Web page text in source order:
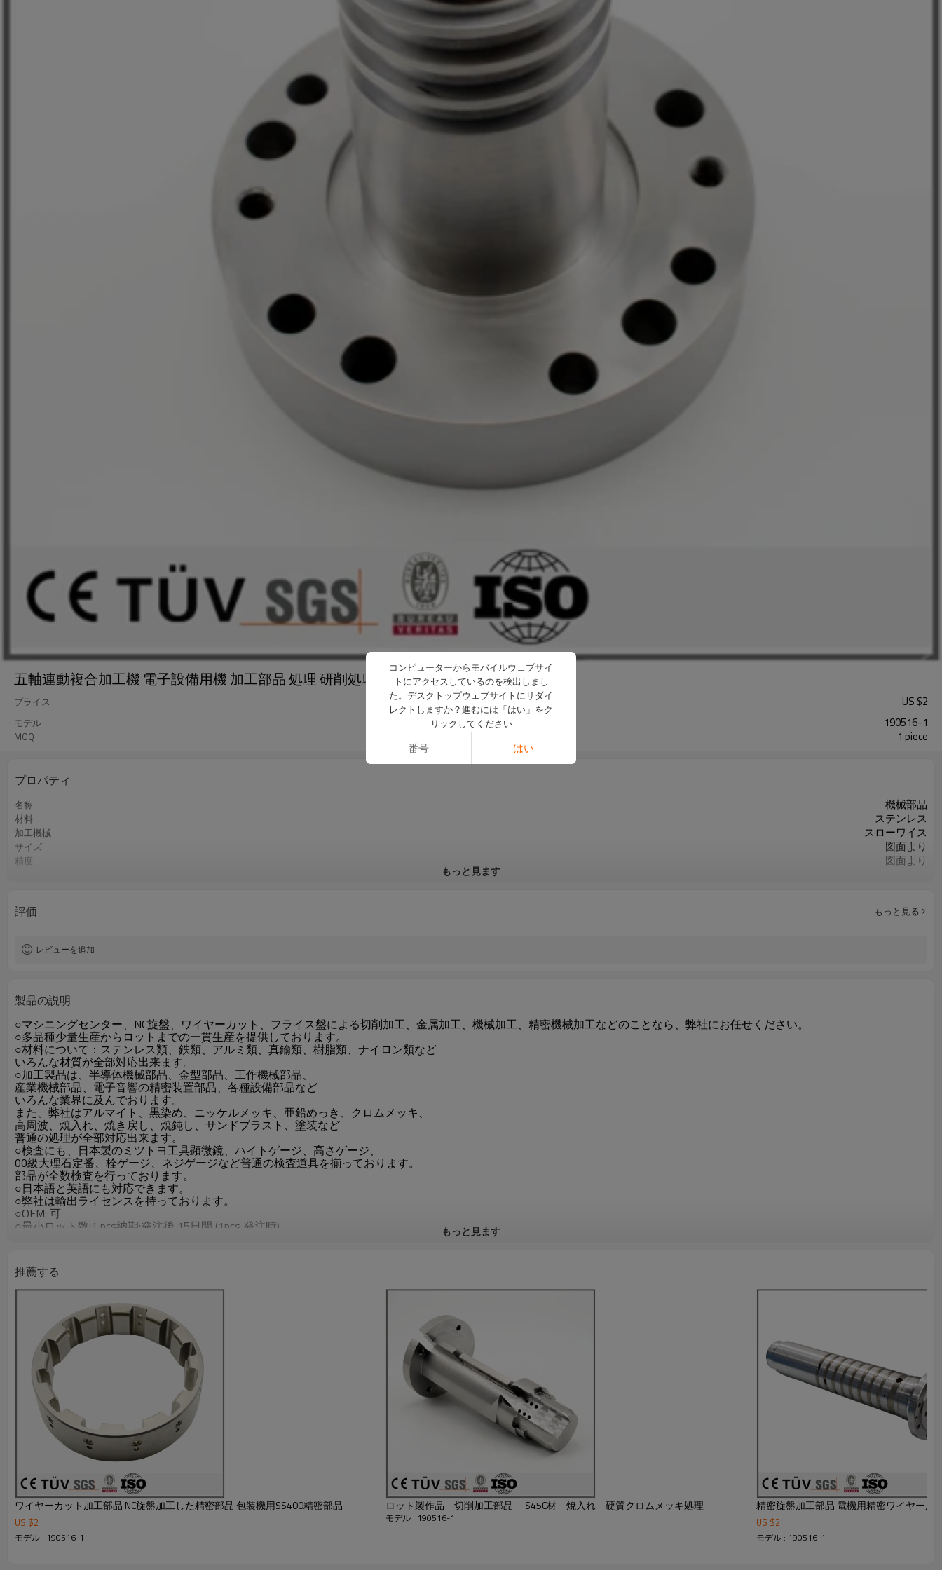
五軸連動複合加工機 電子設備用機 加工部品 処理 研削処理 炭鋼材質 機械加工
プライス US $2
モデル 190516-1
MOQ 1 piece
プロパティ
名称 機械部品
材料 ステンレス
加工機械 スローワイス
サイズ 図面より
精度 図面より
サービス
もっと見ます
評価 もっと見る
レビューを追加
製品の説明
○マシニングセンター、NC旋盤、ワイヤーカット、フライス盤による切削加工、金属加工、機械加工、精密機械加工などのことなら、弊社にお任せください。
○多品種少量生産からロットまでの一貫生産を提供しております。
○材料について：ステンレス類、鉄類、アルミ類、真鍮類、樹脂類、ナイロン類など
いろんな材質が全部対応出来ます。
○加工製品は、半導体機械部品、金型部品、工作機械部品、
産業機械部品、電子音響の精密装置部品、各種設備部品など
いろんな業界に及んでおります。
また、弊社はアルマイト、黒染め、ニッケルメッキ、亜鉛めっき、クロムメッキ、
高周波、焼入れ、焼き戻し、焼鈍し、サンドブラスト、塗装など
普通の処理が全部対応出来ます。
○検査にも、日本製のミツトヨ工具顕微鏡、ハイトゲージ、高さゲージ、
00級大理石定番、栓ゲージ、ネジゲージなど普通の検査道具を揃っております。
部品が全数検査を行っております。
○日本語と英語にも対応できます。
○弊社は輸出ライセンスを持っております。
○OEM: 可
○最小ロット数:1 pcs納期:発注後 15日間 (1pcs 発注時)
○決済可能な通貨:日本円、米ドル
○その他の条件:仕様書:有 、包装:有 、梱包:有 、製品写真:有 、サンプル提供:有
○タイプ: 製品販売
○生産地: 中国大陸 遼寧省
○資格証書: ISO9001：2008
●詳しくはカタログをダウンロードもしくはお問い合わせ下さい。
もっと見ます
推薦する
ワイヤーカット加工部品 NC旋盤加工した精密部品 包装機用SS400精密部品
US $2
モデル : 190516-1
ロット製作品 切削加工部品 S45C材 焼入れ 硬質クロムメッキ処理
モデル : 190516-1 US $2
モデル : 190516-1
コンピューターからモバイルウェブサイ
トにアクセスしているのを検出しまし
た。デスクトップウェブサイトにリダイ
レクトしますか？進むには「はい」をク
リックしてください
番号 はい